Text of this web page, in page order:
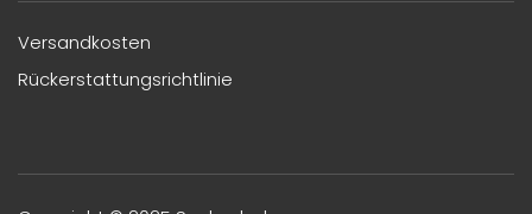
Versandkosten
Rückerstattungsrichtlinie